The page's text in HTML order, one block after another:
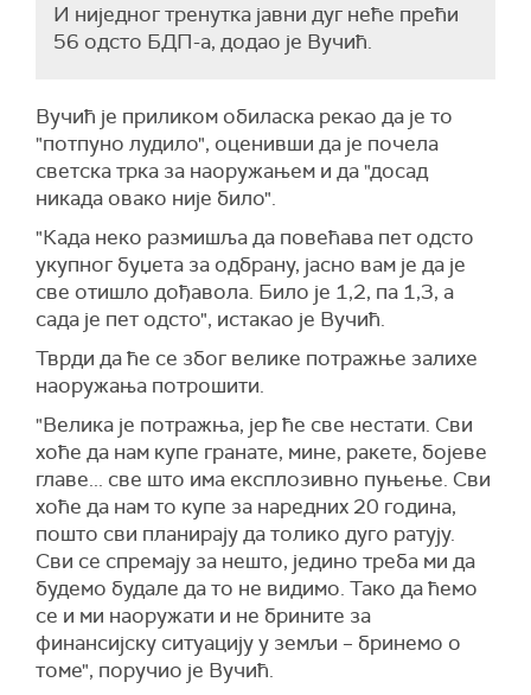
И ниједног тренутка јавни дуг неће прећи
56 одсто БДП-а, додао је Вучић.
Вучић је приликом обиласка рекао да је то
"потпуно лудило", оценивши да је почела
светска трка за наоружањем и да "досад
никада овако није било".
"Када неко размишља да повећава пет одсто
укупног буџета за одбрану, јасно вам је да је
све отишло дођавола. Било је 1,2, па 1,3, а
сада је пет одсто", истакао је Вучић.
Тврди да ће се због велике потражње залихе
наоружања потрошити.
"Велика је потражња, јер ће све нестати. Сви
хоће да нам купе гранате, мине, ракете, бојеве
главе... све што има експлозивно пуњење. Сви
хоће да нам то купе за наредних 20 година,
пошто сви планирају да толико дуго ратују.
Сви се спремају за нешто, једино треба ми да
будемо будале да то не видимо. Тако да ћемо
се и ми наоружати и не брините за
финансијску ситуацију у земљи – бринемо о
томе", поручио је Вучић.